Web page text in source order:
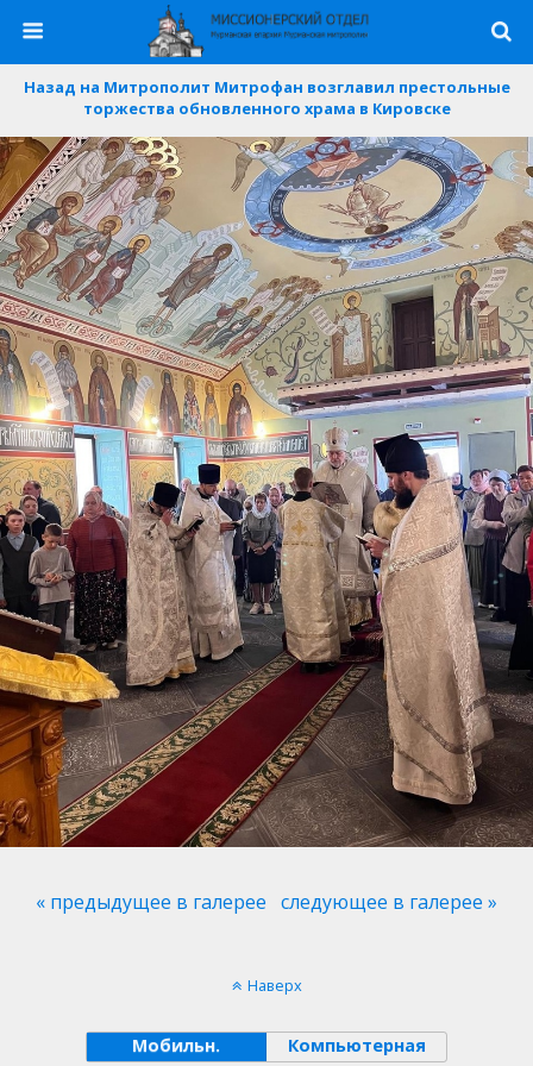
Назад на Митрополит Митрофан возглавил престольные
торжества обновленного храма в Кировске
« предыдущее в галерее следующее в галерее »
Наверх
Мобильн. Компьютерная